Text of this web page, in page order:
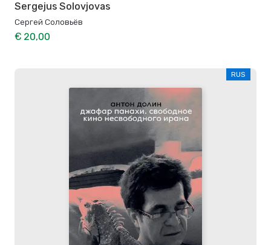
Sergejus Solovjovas
Сергей Соловьёв
€ 20,00
RUS